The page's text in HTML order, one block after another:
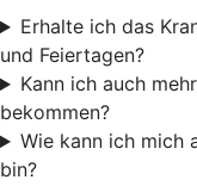
Erhalte ich das
und Feiertagen?
Kann ich auch
bekommen?
Wie kann ich mich
bin?